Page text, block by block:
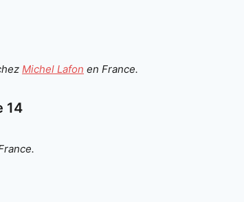
Michel Lafon en France.
14